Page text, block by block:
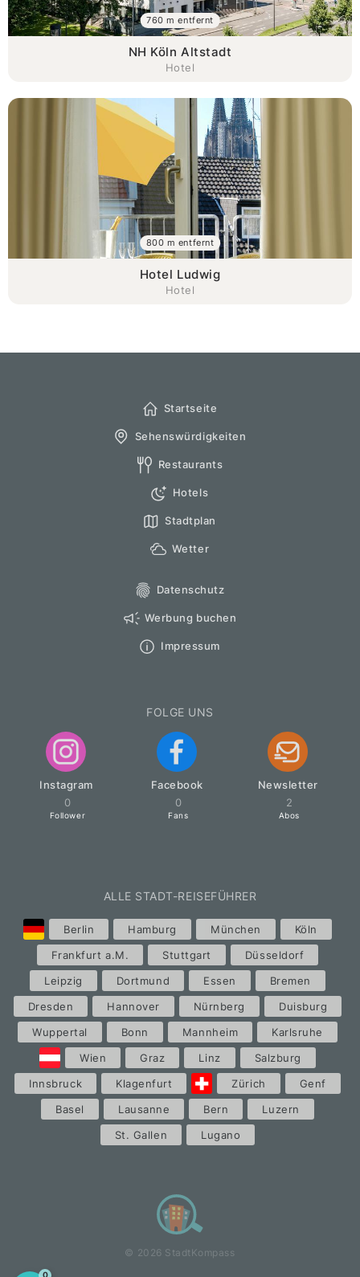
NH Köln Altstadt
Hotel
760 m entfernt
Hotel Ludwig
Hotel
800 m entfernt
Startseite
Sehenswürdigkeiten
Restaurants
Hotels
Stadtplan
Wetter
Datenschutz
Werbung buchen
Impressum
FOLGE UNS
Instagram
0
Follower
Facebook
0
Fans
Newsletter
2
Abos
ALLE STADT-REISEFÜHRER
Berlin Hamburg München
Köln
Frankfurt a.M.
Stuttgart
Düsseldorf
Leipzig
Dortmund Essen
Bremen
Dresden
Hannover Nürnberg
Duisburg
Wuppertal
Bonn Mannheim
Karlsruhe
Wien
Graz Linz
Salzburg
Innsbruck
Klagenfurt Zürich
Genf
Basel
Lausanne Bern
Luzern
St. Gallen
Lugano
© 2026 StadtKompass
0